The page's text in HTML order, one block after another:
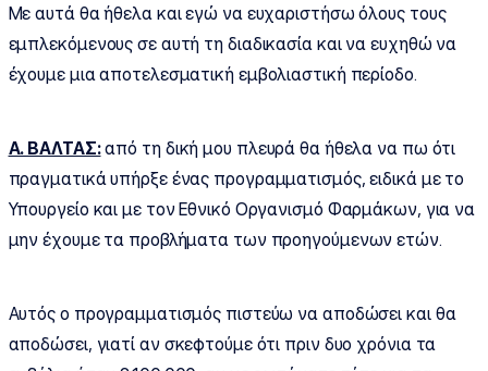
Με αυτά θα ήθελα και εγώ να ευχαριστήσω όλους τους
εμπλεκόμενους σε αυτή τη διαδικασία και να ευχηθώ να
έχουμε μια αποτελεσματική εμβολιαστική περίοδο.
Α. ΒΑΛΤΑΣ:από τη δική μου πλευρά θα ήθελα να πω ότι
πραγματικά υπήρξε ένας προγραμματισμός, ειδικά με το
Υπουργείο και με τον Εθνικό Οργανισμό Φαρμάκων, για να
μην έχουμε τα προβλήματα των προηγούμενων ετών.
Αυτός ο προγραμματισμός πιστεύω να αποδώσει και θα
αποδώσει, γιατί αν σκεφτούμε ότι πριν δυο χρόνια τα